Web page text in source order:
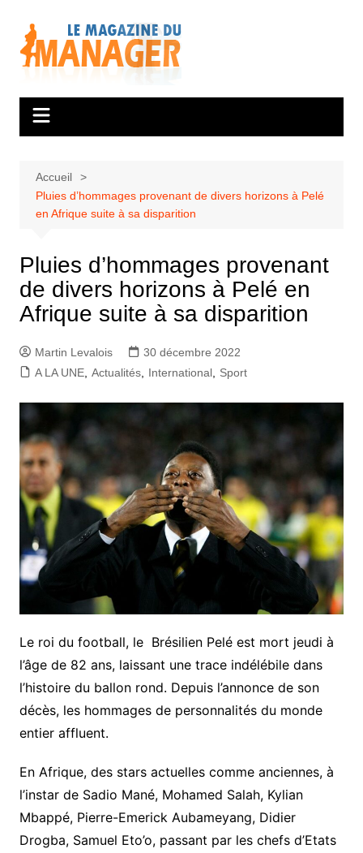
contenu
Accueil
Pluies d’hommages provenant de divers horizons à Pelé
en Afrique suite à sa disparition
Pluies d’hommages provenant
de divers horizons à Pelé en
Afrique suite à sa disparition
Martin Levalois
30 décembre 2022
A LA UNE, Actualités, International, Sport
Le roi du football, le Brésilien Pelé est mort jeudi à
l’âge de 82 ans, laissant une trace indélébile dans
l’histoire du ballon rond. Depuis l’annonce de son
décès, les hommages de personnalités du monde
entier affluent.
En Afrique, des stars actuelles comme anciennes, à
l’instar de Sadio Mané, Mohamed Salah, Kylian
Mbappé, Pierre-Emerick Aubameyang, Didier
Drogba, Samuel Eto’o, passant par les chefs d’Etats